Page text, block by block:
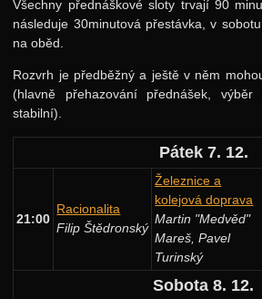
Všechny přednáškové sloty trvají 90
následuje 30minutová přestávka, v
na oběd.
Rozvrh je předběžný a ještě v něm
(hlavně přehazování přednášek,
stabilní).
Pátek 7. 12.
21:00
Racionalita
Filip Štědronský
Železnice a
kolejová doprava
Martin "Medvěd"
Mareš, Pavel
Turinský
Sobota 8. 12.
2023
2019
2018
2017
2015